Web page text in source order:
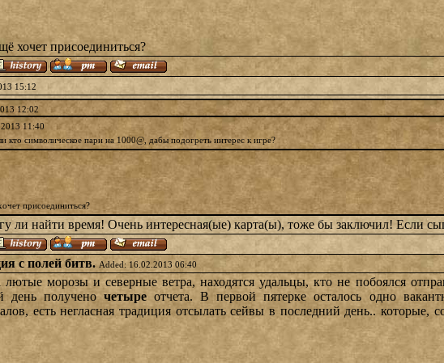
хочет присоединиться?
15:12
12:02
11:40
кто символическое пари на 1000@, дабы подогреть интерес к игре?
присоединиться?
ли найти время! Очень интересная(ые) карта(ы), тоже бы заключил! Если
с полей битв. Added: 16.02.2013 06:40
морозы и северные ветра, находятся удальцы, кто не побоялся
день полученочетыре отчета. В первой пятерке осталось одно
есть негласная традиция отсылать сейвы в последний день.. которые,